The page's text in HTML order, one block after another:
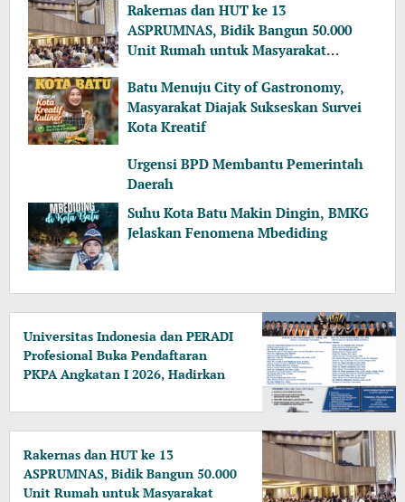
Rakernas dan HUT ke 13
ASPRUMNAS, Bidik Bangun 50.000
Unit Rumah untuk Masyarakat
Batu Menuju City of Gastronomy,
Masyarakat Diajak Sukseskan Survei
Kota Kreatif
Urgensi BPD Membantu Pemerintah
Daerah
Suhu Kota Batu Makin Dingin, BMKG
Jelaskan Fenomena Mbediding
Universitas Indonesia dan PERADI
Profesional Buka Pendaftaran
PKPA Angkatan I 2026, Hadirkan
hingga KPK
Rakernas dan HUT ke 13
ASPRUMNAS, Bidik Bangun 50.000
Unit Rumah untuk Masyarakat